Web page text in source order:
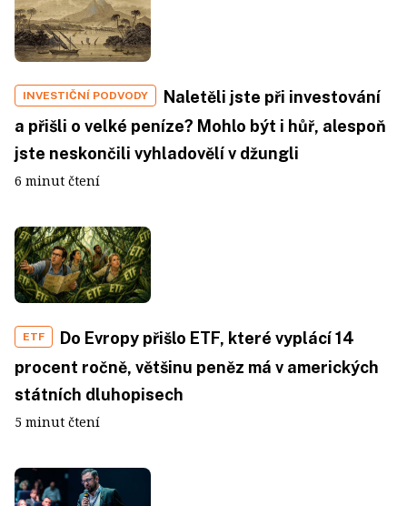
INVESTIČNÍ PODVODY
Naletěli jste při investování
a přišli o velké peníze? Mohlo být i hůř, alespoň
jste neskončili vyhladovělí v džungli
6 minut čtení
ETF
Do Evropy přišlo ETF, které vyplácí 14
procent ročně, většinu peněz má v amerických
státních dluhopisech
5 minut čtení